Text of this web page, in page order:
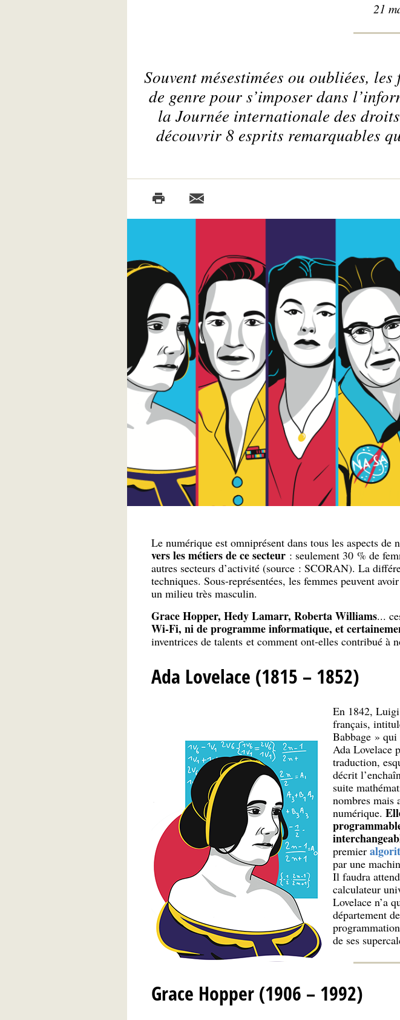
21
Souvent mésestimées ou oubliées,
de genre pour s’imposer dans
la Journée internationale des
découvrir 8 esprits remarquables
Le numérique est omniprésent dans tous les aspects de
vers les métiers de ce secteur : seulement 30 % de
autres secteurs d’activité (source : SCORAN). La
techniques. Sous-représentées, les femmes peuvent
un milieu très masculin.
Grace Hopper, Hedy Lamarr, Roberta Williams...
Wi-Fi, ni de programme informatique, et
inventrices de talents et comment ont-elles contribué à
Ada Lovelace (1815 – 1852)
En 1842,
français,
Babbage » qui
Ada Lovelace
traduction,
décrit
suite
nombres mais
numérique.
premier
par une
Il faudra
calculateur
Lovelace n’a
département
de ses
Grace Hopper (1906 – 1992)